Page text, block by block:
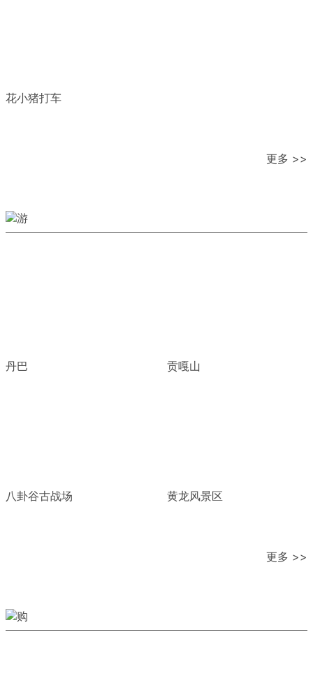
花小猪打车
更多 >>
丹巴 贡嘎山
八卦谷古战场 黄龙风景区
更多 >>